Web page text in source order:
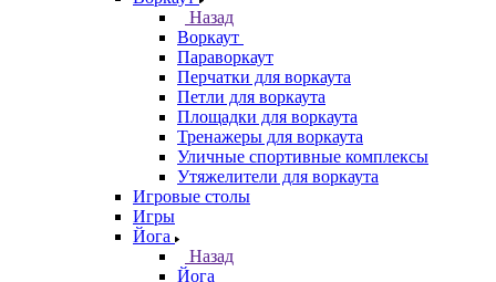
Назад
Воркаут
Параворкаут
Перчатки для воркаута
Петли для воркаута
Площадки для воркаута
Тренажеры для воркаута
Уличные спортивные комплексы
Утяжелители для воркаута
Игровые столы
Игры
Йога
Назад
Йога